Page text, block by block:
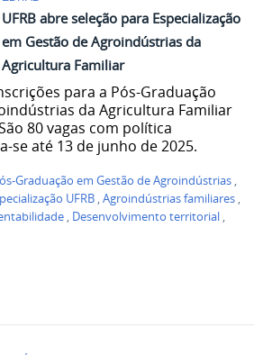
UFRB abre seleção para Especialização
em Gestão de Agroindústrias da
Agricultura Familiar
para a Pós-Graduação
da Agricultura Familiar
80 vagas com política
se até 13 de junho de 2025.
Graduação em Gestão de Agroindústrias ,
UFRB ,Agroindústrias familiares ,
, Desenvolvimento territorial ,